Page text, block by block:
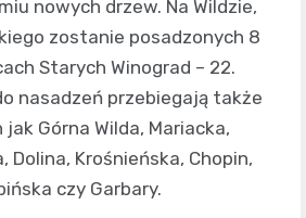
nowych drzew. Na Wildzie,
zostanie posadzonych 8
Starych Winograd – 22.
nasadzeń przebiegają także
Górna Wilda, Mariacka,
Dolina, Krośnieńska, Chopin,
czy Garbary.